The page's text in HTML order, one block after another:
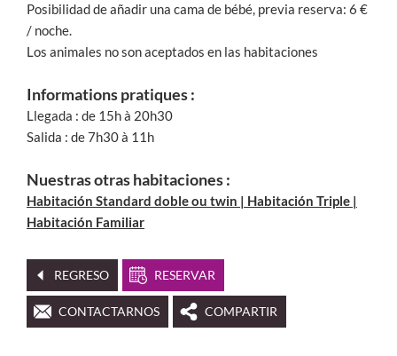
Posibilidad de añadir una cama de bébé, previa reserva: 6 €
/ noche.
Los animales no son aceptados en las habitaciones
Informations pratiques :
Llegada : de 15h à 20h30
Salida : de 7h30 à 11h
Nuestras otras habitaciones :
Habitación Standard doble ou twin | Habitación Triple |
Habitación Familiar
REGRESO RESERVAR
CONTACTARNOS COMPARTIR